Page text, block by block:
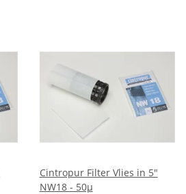
Cintropur Filter Vlies in 5"
NW18 - 50µ